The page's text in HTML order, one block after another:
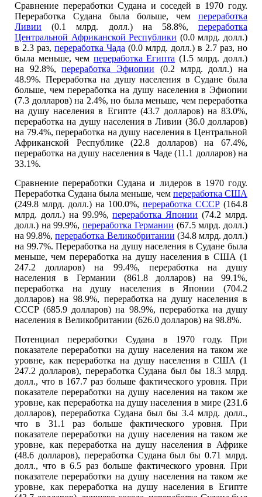
Сравнение переработки Судана и соседей в 1970 году.
Переработка Судана была больше, чем переработка
Ливии (0.1 млрд. долл.) на 58.8%, переработка
Центральной Африканской Республики (0.0 млрд. долл.)
в 2.3 раз, переработка Чада (0.0 млрд. долл.) в 2.7 раз, но
была меньше, чем переработка Египта (1.5 млрд. долл.)
на 92.8%,переработка Эфиопии (0.2 млрд. долл.) на
48.9%. Переработка на душу населения в Судане была
больше, чем переработка на душу населения в Эфиопии
(7.3 долларов) на 2.4%, но была меньше, чем переработка
на душу населения в Египте (43.7 долларов) на 83.0%,
переработка на душу населения в Ливии (36.0 долларов)
на 79.4%, переработка на душу населения в Центральной
Африканской Республике (22.8 долларов) на 67.4%,
переработка на душу населения в Чаде (11.1 долларов) на
33.1%.
Сравнение переработки Судана и лидеров в 1970 году.
Переработка Судана была меньше, чем переработка США
(249.8 млрд. долл.) на 100.0%, переработка СССР (164.8
млрд. долл.) на 99.9%,переработка Японии (74.2 млрд.
долл.) на 99.9%,переработка Германии (67.5 млрд. долл.)
на 99.8%,переработка Великобритании (34.8 млрд. долл.)
на 99.7%. Переработка на душу населения в Судане была
меньше, чем переработка на душу населения в США (1
247.2 долларов) на 99.4%, переработка на душу
населения в Германии (861.8 долларов) на 99.1%,
переработка на душу населения в Японии (704.2
долларов) на 98.9%, переработка на душу населения в
СССР (685.9 долларов) на 98.9%, переработка на душу
населения в Великобритании (626.0 долларов) на 98.8%.
Потенциал переработки Судана в 1970 году. При
показателе переработки на душу населения на таком же
уровне, как переработка на душу населения в США (1
247.2 долларов), переработка Судана был бы 18.3 млрд.
долл., что в 167.7 раз больше фактического уровня. При
показателе переработки на душу населения на таком же
уровне, как переработка на душу населения в мире (231.6
долларов), переработка Судана был бы 3.4 млрд. долл.,
что в 31.1 раз больше фактического уровня. При
показателе переработки на душу населения на таком же
уровне, как переработка на душу населения в Африке
(48.6 долларов), переработка Судана был бы 0.71 млрд.
долл., что в 6.5 раз больше фактического уровня. При
показателе переработки на душу населения на таком же
уровне, как переработка на душу населения в Египте